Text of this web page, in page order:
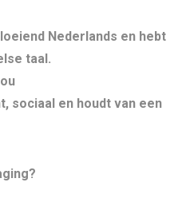
Nederlands en hebt
taal.
sociaal en houdt van een